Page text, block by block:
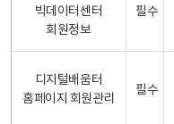
빅데이터센터
회원정보
필수
디지털배움터
홈페이지 회원관리
필수